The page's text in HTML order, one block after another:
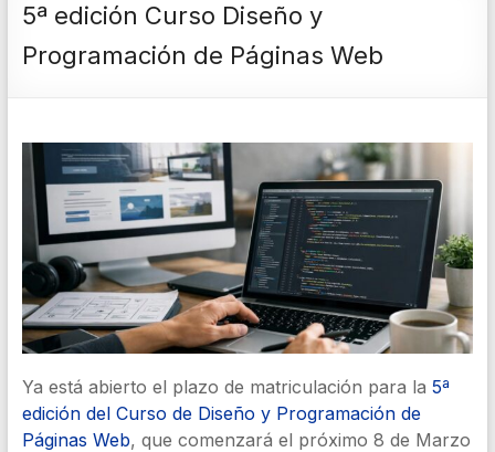
5ª edición Curso Diseño y
Programación de Páginas Web
Ya está abierto el plazo de matriculación para la 5ª
edición del Curso de Diseño y Programación de
Páginas Web, que comenzará el próximo 8 de Marzo